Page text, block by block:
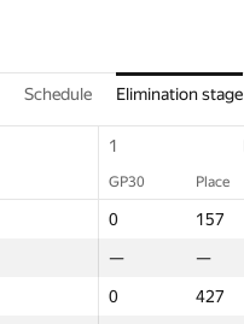
Schedule Elimination stage
1
GP30 Place
0 157
— —
0 427